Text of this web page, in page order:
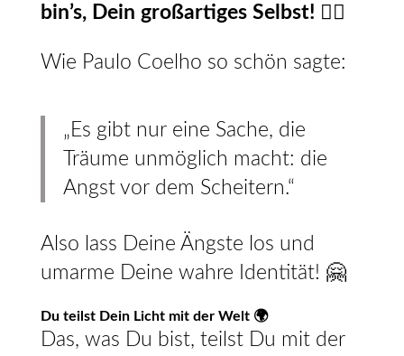
bin’s, Dein großartiges Selbst! 🙋‍♀️
Wie Paulo Coelho so schön sagte:
„Es gibt nur eine Sache, die
Träume unmöglich macht: die
Angst vor dem Scheitern.“
Also lass Deine Ängste los und
umarme Deine wahre Identität! 🤗
Du teilst Dein Licht mit der Welt 🌍
Das, was Du bist, teilst Du mit der